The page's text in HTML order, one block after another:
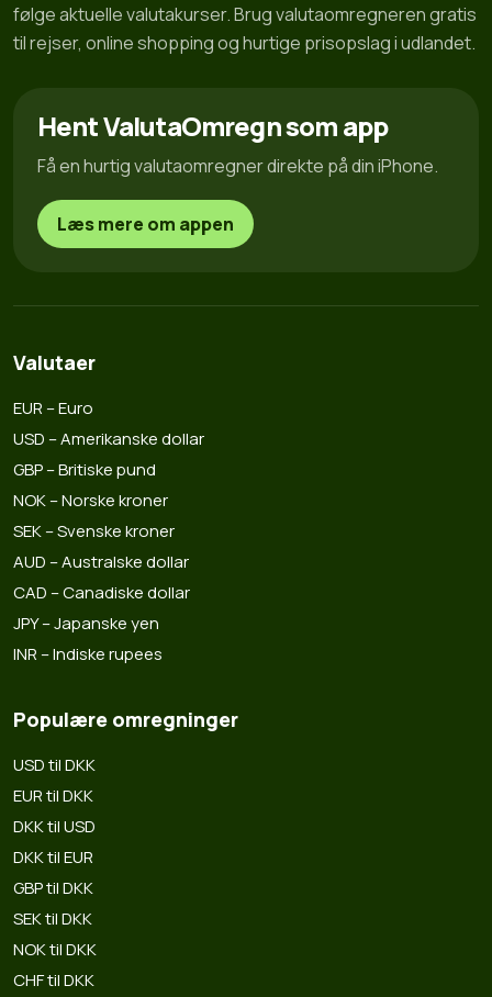
følge aktuelle valutakurser. Brug valutaomregneren gratis
til rejser, online shopping og hurtige prisopslag i udlandet.
Hent ValutaOmregn som app
Få en hurtig valutaomregner direkte på din iPhone.
Læs mere om appen
Valutaer
EUR – Euro
USD – Amerikanske dollar
GBP – Britiske pund
NOK – Norske kroner
SEK – Svenske kroner
AUD – Australske dollar
CAD – Canadiske dollar
JPY – Japanske yen
INR – Indiske rupees
Populære omregninger
USD til DKK
EUR til DKK
DKK til USD
DKK til EUR
GBP til DKK
SEK til DKK
NOK til DKK
CHF til DKK